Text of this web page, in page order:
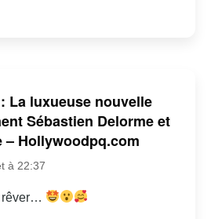
La luxueuse nouvelle
Sébastien Delorme et
– Hollywoodpq.com
à 22:37
rêver…